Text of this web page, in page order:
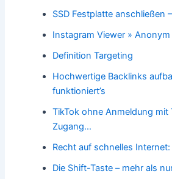
SSD Festplatte anschließen
Instagram Viewer »
Definition Targeting
Hochwertige Backlinks
funktioniert’s
TikTok ohne Anmeldung mit
Zugang…
Recht auf schnelles
Die Shift-Taste – mehr als